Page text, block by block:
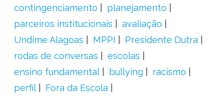
contingenciamento
planejamento
parceiros institucionais
avaliação
Undime Alagoas
MPPI
Presidente Dutra
rodas de conversas
escolas
ensino fundamental
bullying
racismo
perfil
Fora da Escola